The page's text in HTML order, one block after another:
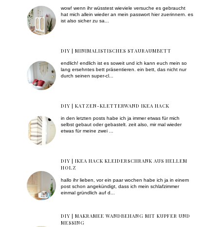
wow! wenn ihr wüsstest wieviele versuche es gebraucht
hat mich allein wieder an mein passwort hier zuerinnern. es
ist also sicher zu sa...
DIY | MINIMALISTISCHES STAURAUMBETT
endlich! endlich ist es soweit und ich kann euch mein so
lang ersehntes bett präsentieren. ein bett, das nicht nur
durch seinen super-cl...
DIY | KATZEN-KLETTERWAND IKEA HACK
in den letzten posts habe ich ja immer etwas für mich
selbst gebaut oder gebastelt. zeit also, mir mal wieder
etwas für meine zwei ...
DIY | IKEA HACK KLEIDERSCHRANK AUS HELLEM
HOLZ
hallo ihr lieben, vor ein paar wochen habe ich ja in einem
post schon angekündigt, dass ich mein schlafzimmer
einmal gründlich auf d...
DIY | MAKRAMEE WANDBEHANG MIT KUPFER UND
MESSING